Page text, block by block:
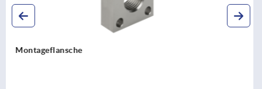
Industrie-Stoßdämpfer einstellbar Edelstahl